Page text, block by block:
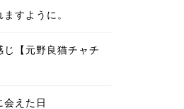
すように。
【元野良猫チャチ
えた日